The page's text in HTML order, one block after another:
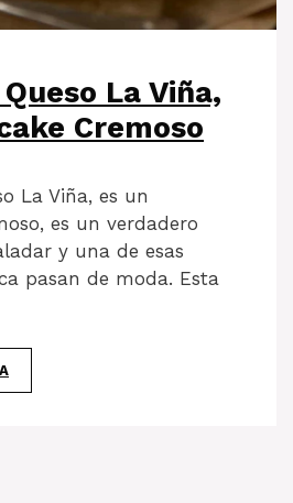
La Viña,
Cremoso
La Viña, es un
es un verdadero
y una de esas
pasan de moda. Esta